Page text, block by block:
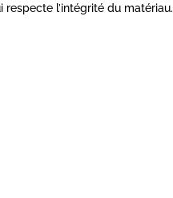
l’intégrité du matériau.